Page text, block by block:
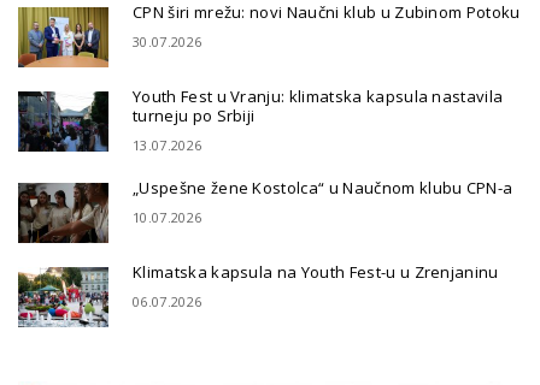
CPN širi mrežu: novi Naučni klub u Zubinom Potoku
30.07.2026
Youth Fest u Vranju: klimatska kapsula nastavila
turneju po Srbiji
13.07.2026
„Uspešne žene Kostolca“ u Naučnom klubu CPN-a
10.07.2026
Klimatska kapsula na Youth Fest-u u Zrenjaninu
06.07.2026